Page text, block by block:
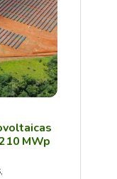
MWp